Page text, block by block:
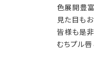
色展開豊
見た目も
皆様も是非
むちプル